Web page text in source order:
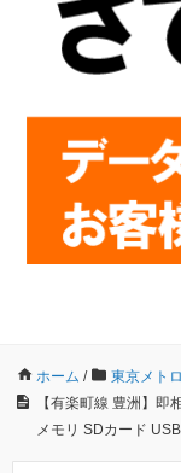
ホーム / 東京メトロ
【有楽町線 豊洲】
メモリ SDカード